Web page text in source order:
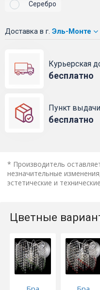
Серебро
Доставка в г. Эль-Монте
Курьерская
бесплатно
Пункт
бесплатно
* Производитель
незначительные
эстетические и
Цветные